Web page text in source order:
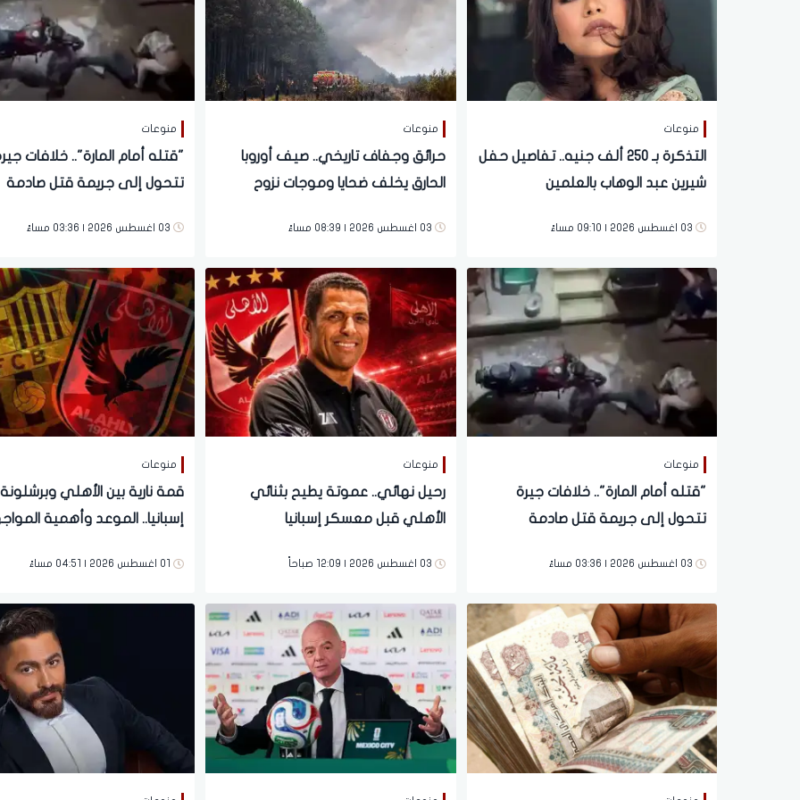
منوعات
التذكرة بـ 250 ألف جنيه.. تفاصيل حفل
شيرين عبد الوهاب بالعلمين
03 اغسطس 2026 | 09:10 مساءً
منوعات
حرائق وجفاف تاريخي.. صيف أوروبا
الحارق يخلف ضحايا وموجات نزوح
03 اغسطس 2026 | 08:39 مساءً
منوعات
"قتله أمام المارة".. خلافات
تتحول إلى جريمة قتل صادمة
03 اغسطس 2026 | 03:36 مساءً
منوعات
"قتله أمام المارة".. خلافات جيرة
تتحول إلى جريمة قتل صادمة
03 اغسطس 2026 | 03:36 مساءً
منوعات
رحيل نهائي.. عموتة يطيح بثنائي
الأهلي قبل معسكر إسبانيا
03 اغسطس 2026 | 12:09 صباحاً
منوعات
قمة نارية بين الأهلي
إسبانيا.. الموعد وأهمية
01 اغسطس 2026 | 04:51 مساءً